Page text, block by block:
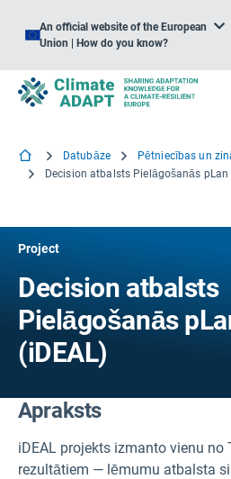
An official website of the European
Union | How do you know?
Datubāze
Pētniecības un
Decision atbalsts Pielāgošanās pLan
Project
Decision atbalsts
Pielāgošanās
(iDEAL)
Apraksts
iDEAL projekts izmanto vienu no
rezultātiem — lēmumu atbalsta